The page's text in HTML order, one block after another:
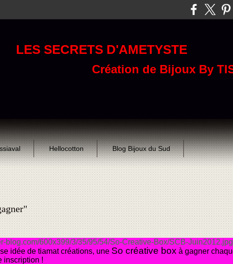
LES SECRETS D'AMETYSTE
Création de Bijoux By
Hellocotton Blog Bijoux du Sud
idée de tiamat créations, une So créative box à gagner
inscription !